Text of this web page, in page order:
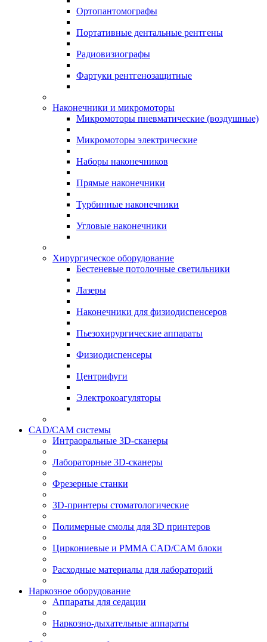
Ортопантомографы
Портативные дентальные рентгены
Радиовизиографы
Фартуки рентгенозащитные
Наконечники и микромоторы
Микромоторы пневматические (воздушные)
Микромоторы электрические
Наборы наконечников
Прямые наконечники
Турбинные наконечники
Угловые наконечники
Хирургическое оборудование
Бестеневые потолочные светильники
Лазеры
Наконечники для физиодиспенсеров
Пьезохирургические аппараты
Физиодиспенсеры
Центрифуги
Электрокоагуляторы
CAD/CAM системы
Интраоральные 3D-сканеры
Лабораторные 3D-сканеры
Фрезерные станки
3D-принтеры стоматологические
Полимерные смолы для 3D принтеров
Циркониевые и PMMA CAD/CAM блоки
Расходные материалы для лабораторий
Наркозное оборудование
Аппараты для седации
Наркозно-дыхательные аппараты